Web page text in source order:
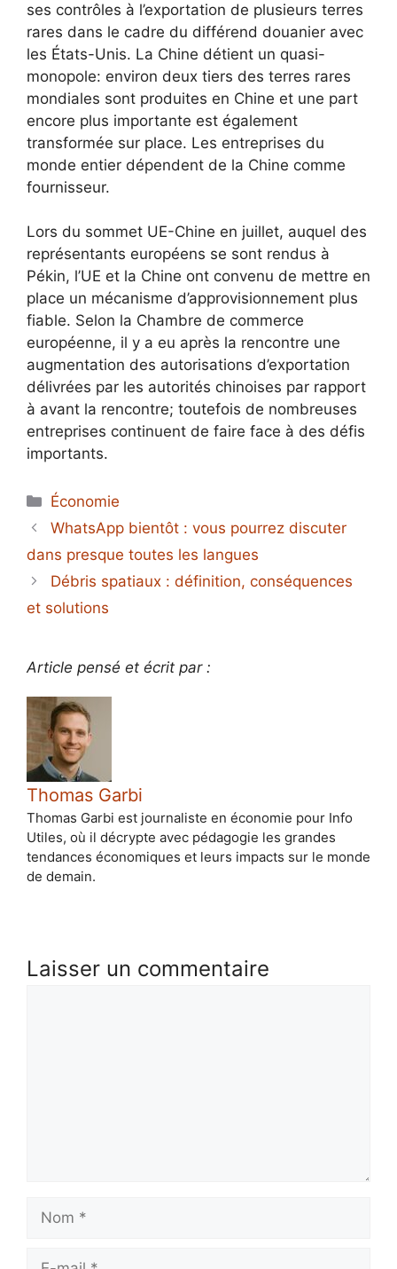
ses contrôles à l’exportation de plusieurs terres
rares dans le cadre du différend douanier avec
les États-Unis. La Chine détient un quasi-
monopole: environ deux tiers des terres rares
mondiales sont produites en Chine et une part
encore plus importante est également
transformée sur place. Les entreprises du
monde entier dépendent de la Chine comme
fournisseur.
Lors du sommet UE-Chine en juillet, auquel des
représentants européens se sont rendus à
Pékin, l’UE et la Chine ont convenu de mettre en
place un mécanisme d’approvisionnement plus
fiable. Selon la Chambre de commerce
européenne, il y a eu après la rencontre une
augmentation des autorisations d’exportation
délivrées par les autorités chinoises par rapport
à avant la rencontre; toutefois de nombreuses
entreprises continuent de faire face à des défis
importants.
Catégories
Économie
WhatsApp bientôt : vous pourrez discuter
dans presque toutes les langues
Débris spatiaux : définition, conséquences
et solutions
Article pensé et écrit par :
Thomas Garbi
Thomas Garbi est journaliste en économie pour Info
Utiles, où il décrypte avec pédagogie les grandes
tendances économiques et leurs impacts sur le monde
de demain.
Laisser un commentaire